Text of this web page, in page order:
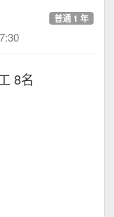
普通 1 年
8名